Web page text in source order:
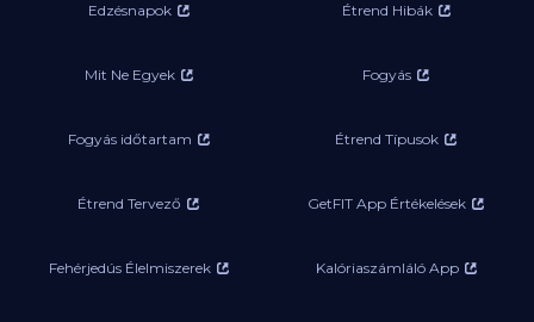
Edzésnapok Étrend Hibák
Mit Ne Egyek Fogyás
Fogyás időtartam Étrend Típusok
Étrend Tervező GetFIT App Értékelések
Fehérjedús Élelmiszerek Kalóriaszámláló App